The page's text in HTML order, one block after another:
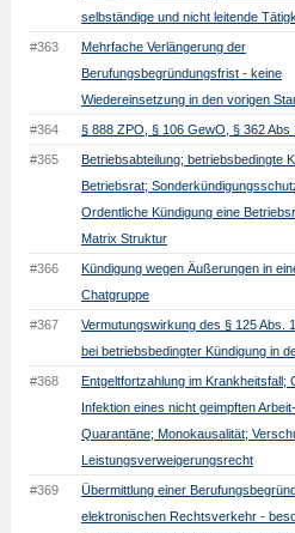
selbständige und nicht leitende
#363
Mehrfache Verlängerung der
Berufungsbegründungsfrist - keine
Wiedereinsetzung in den vorigen
#364 § 888 ZPO, § 106 GewO, § 362 Abs
#365
Betriebsabteilung; betriebsbedingte
Betriebsrat;
Ordentliche Kündigung eine
Matrix Struktur
#366
Kündigung wegen Äußerungen in
Chatgruppe
#367
Vermutungswirkung des § 125 Abs.
bei betriebsbedingter Kündigung in
#368
Entgeltfortzahlung im Krankheitsfall;
Infektion eines nicht geimpften
Quarantäne; Monokausalität;
Leistungsverweigerungsrecht
#369
Übermittlung einer
elektronischen Rechtsverkehr -